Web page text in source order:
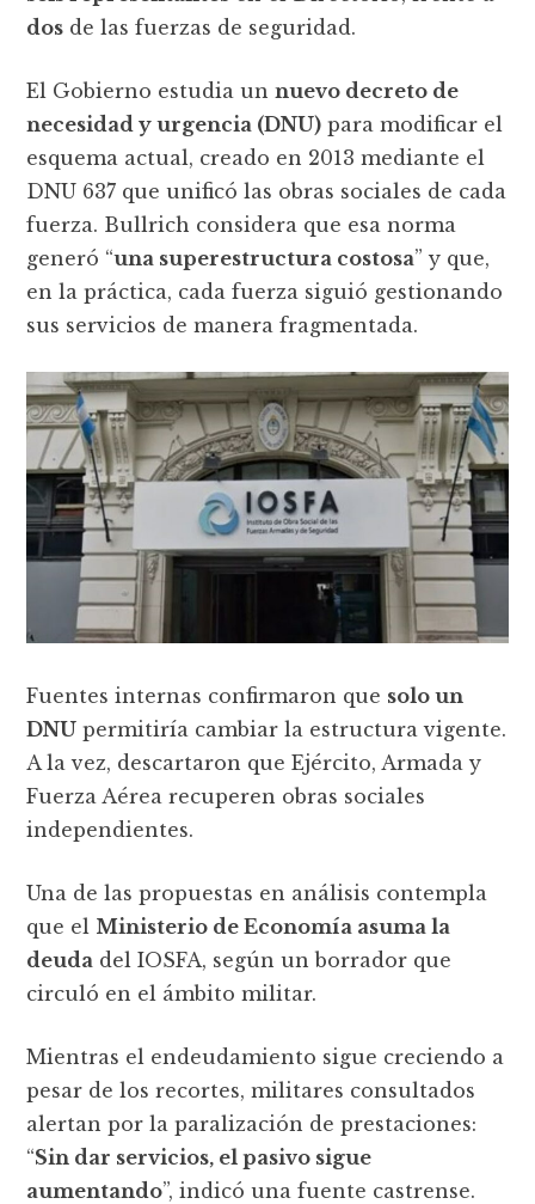
dos de las fuerzas de seguridad.
El Gobierno estudia unnuevo decreto de
necesidad y urgencia (DNU) para modificar el
esquema actual, creado en 2013 mediante el
DNU 637 que unificó las obras sociales de cada
fuerza. Bullrich considera que esa norma
generó “una superestructura costosa” y que,
en la práctica, cada fuerza siguió gestionando
sus servicios de manera fragmentada.
Fuentes internas confirmaron que solo un
DNU permitiría cambiar la estructura vigente.
A la vez, descartaron que Ejército, Armada y
Fuerza Aérea recuperen obras sociales
independientes.
Una de las propuestas en análisis contempla
que el Ministerio de Economía asuma la
deuda del IOSFA, según un borrador que
circuló en el ámbito militar.
Mientras el endeudamiento sigue creciendo a
pesar de los recortes, militares consultados
alertan por la paralización de prestaciones:
“Sin dar servicios, el pasivo sigue
aumentando”, indicó una fuente castrense.